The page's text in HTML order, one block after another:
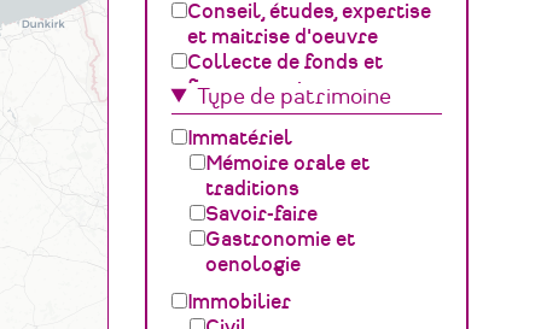
Conseil, études, expertise
et maitrise d'oeuvre
Collecte de fonds et
financement
Gestion, développement,
ingénierie culturelle
Fédération – Syndicat
professionnel
Sciences du Patrimoine
(GOSP)
Archives /
Documentation
Conservation du
Type de patrimoine
Immatériel
Mémoire orale et
traditions
Savoir-faire
Gastronomie et
oenologie
Immobilier